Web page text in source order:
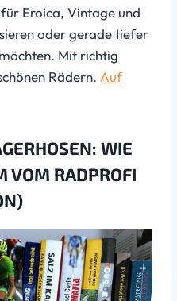
Eroica, Vintage und
oder gerade tiefer
Mit richtig
Rädern. Auf
WIE
VOM RADPROFI